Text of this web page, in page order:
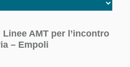
Linee AMT per l’incontro
– Empoli